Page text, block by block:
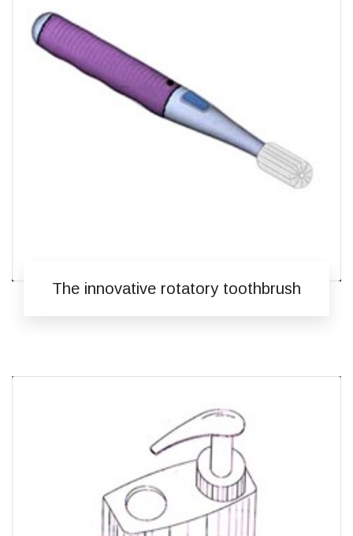
The innovative rotatory toothbrush